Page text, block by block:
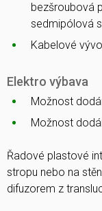
bezšroubová
sedmipólová
Kabelové
Elektro výbava
Možnost
Možnost
Řadové plastové
stropu nebo na
difuzorem z